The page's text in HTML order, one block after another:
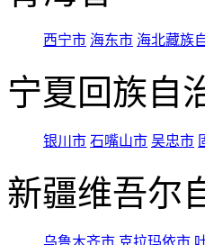
西宁市 海东市 海北藏族
宁夏回族自
银川市 石嘴山市 吴忠市
新疆维吾尔
乌鲁木齐市 克拉玛依市